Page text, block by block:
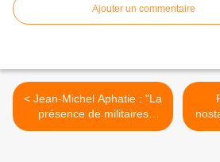
Ajouter un commentaire
< Jean-Michel Aphatie : "La
présence de militaires
algériens le 14 juillet ne
que